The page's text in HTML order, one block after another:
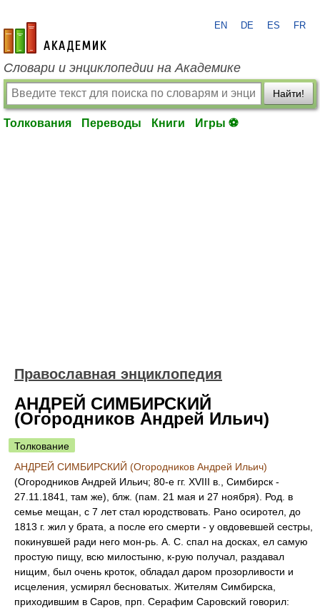
academic.ru
EN DE ES FR
Словари и энциклопедии на Академике
Найти!
Толкования Переводы Книги Игры ⚽
Православная энциклопедия
АНДРЕЙ СИМБИРСКИЙ
(Огородников Андрей Ильич)
Толкование
АНДРЕЙ СИМБИРСКИЙ (Огородников Андрей Ильич)
(Огородников Андрей Ильич; 80-е гг. XVIII в., Симбирск -
27.11.1841, там же), блж. (пам. 21 мая и 27 ноября). Род. в
семье мещан, с 7 лет стал юродствовать. Рано осиротел, до
1813 г. жил у брата, а после его смерти - у овдовевшей сестры,
покинувшей ради него мон-рь. А. С. спал на досках, ел самую
простую пищу, всю милостыню, к-рую получал, раздавал
нищим, был очень кроток, обладал даром прозорливости и
исцеления, усмирял бесноватых. Жителям Симбирска,
приходившим в Саров, прп. Серафим Саровский говорил: